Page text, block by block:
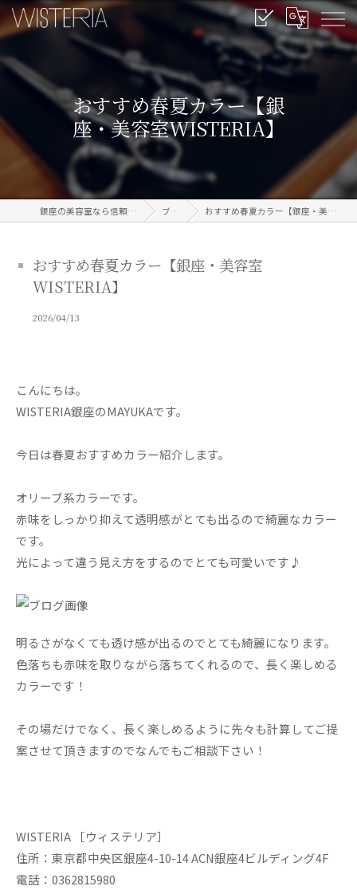
おすすめ春夏カラー【銀
座・美容室WISTERIA】
銀座の美容室なら信頼のWISTERIA ブログ おすすめ春夏カラー【銀座・美容室WISTERIA】
おすすめ春夏カラー【銀座・美容室
WISTERIA】
2026/04/13
こんにちは。
WISTERIA銀座のMAYUKAです。
今日は春夏おすすめカラー紹介します。
オリーブ系カラーです。
赤味をしっかり抑えて透明感がとても出るので綺麗なカラー
です。
光によって違う見え方をするのでとても可愛いです♪
明るさがなくても透け感が出るのでとても綺麗になります。
色落ちも赤味を取りながら落ちてくれるので、長く楽しめる
カラーです！
その場だけでなく、長く楽しめるように先々も計算してご提
案させて頂きますのでなんでもご相談下さい！
WISTERIA ［ウィステリア］
住所：東京都中央区銀座4-10-14 ACN銀座4ビルディング4F
電話：0362815980